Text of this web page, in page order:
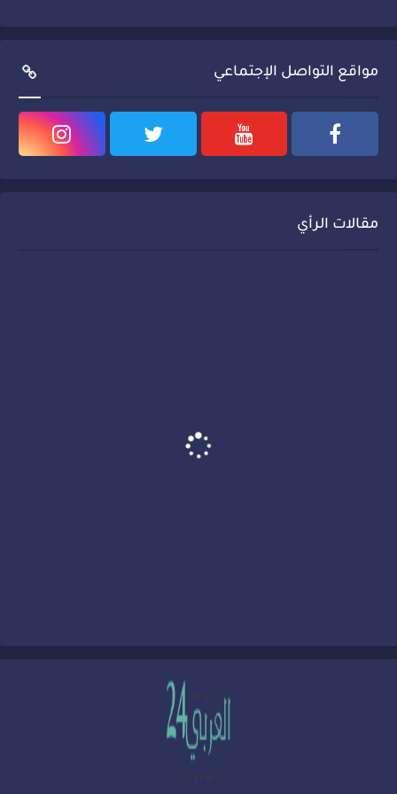
مواقع التواصل الإجتماعي
مقالات الرأي